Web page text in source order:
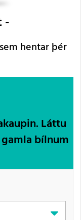
hentar þér
Láttu
bílnum